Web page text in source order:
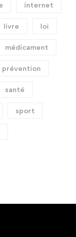
internet
livre loi
médicament
prévention
santé
sport